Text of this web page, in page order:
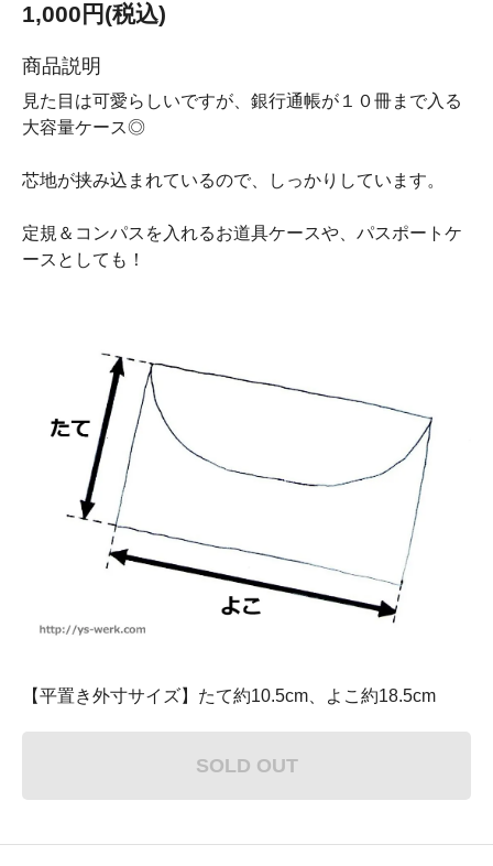
1,000円(税込)
商品説明
見た目は可愛らしいですが、銀行通帳が１０冊まで入る
大容量ケース◎
芯地が挟み込まれているので、しっかりしています。
定規＆コンパスを入れるお道具ケースや、パスポートケ
ースとしても！
【平置き外寸サイズ】たて約10.5cm、よこ約18.5cm
SOLD OUT